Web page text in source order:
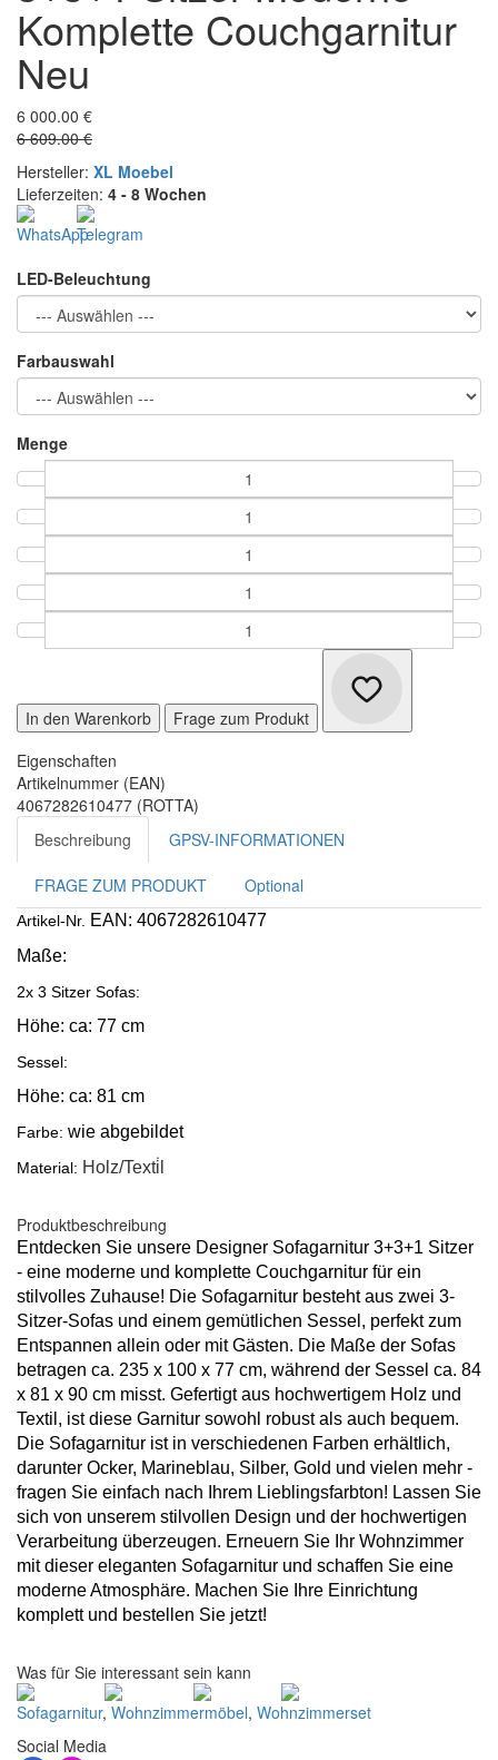
Komplette Couchgarnitur
Neu
6 000.00 €
6 609.00 €
Hersteller: XL Moebel
Lieferzeiten: 4 - 8 Wochen
LED-Beleuchtung
Farbauswahl
Menge
In den Warenkorb
Frage zum Produkt
Eigenschaften
Artikelnummer (EAN)
4067282610477 (ROTTA)
Beschreibung
GPSV-INFORMATIONEN
FRAGE ZUM PRODUKT Optional
Artikel-Nr. EAN: 4067282610477
Maße:
2x 3 Sitzer Sofas:
Höhe: ca: 77 cm
Sessel:
Höhe: ca: 81 cm
Farbe: wie abgebildet
Material: Holz/Texti̇l
Produktbeschreibung
Entdecken Sie unsere Designer Sofagarnitur 3+3+1 Sitzer
- eine moderne und komplette Couchgarnitur für ein
stilvolles Zuhause! Die Sofagarnitur besteht aus zwei 3-
Sitzer-Sofas und einem gemütlichen Sessel, perfekt zum
Entspannen allein oder mit Gästen. Die Maße der Sofas
betragen ca. 235 x 100 x 77 cm, während der Sessel ca. 84
x 81 x 90 cm misst. Gefertigt aus hochwertigem Holz und
Textil, ist diese Garnitur sowohl robust als auch bequem.
Die Sofagarnitur ist in verschiedenen Farben erhältlich,
darunter Ocker, Marineblau, Silber, Gold und vielen mehr -
fragen Sie einfach nach Ihrem Lieblingsfarbton! Lassen Sie
sich von unserem stilvollen Design und der hochwertigen
Verarbeitung überzeugen. Erneuern Sie Ihr Wohnzimmer
mit dieser eleganten Sofagarnitur und schaffen Sie eine
moderne Atmosphäre. Machen Sie Ihre Einrichtung
komplett und bestellen Sie jetzt!
Was für Sie interessant sein kann
Sofagarnitur, Wohnzimmermöbel, Wohnzimmerset
Social Media